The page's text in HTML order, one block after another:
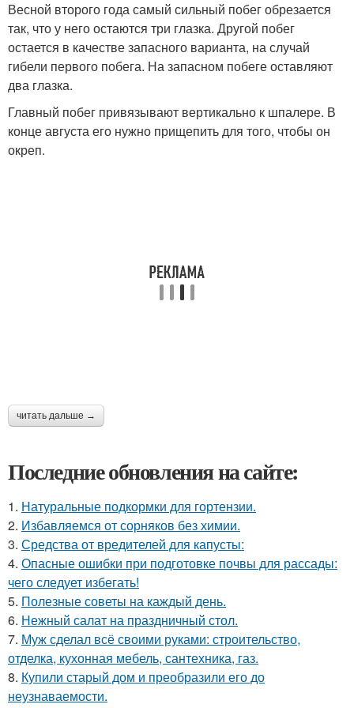
Весной второго года самый сильный побег обрезается
так, что у него остаются три глазка. Другой побег
остается в качестве запасного варианта, на случай
гибели первого побега. На запасном побеге оставляют
два глазка.
Главный побег привязывают вертикально к шпалере. В
конце августа его нужно прищепить для того, чтобы он
окреп.
читать дальше →
Последние обновления на сайте:
1. Натуральные подкормки для гортензии.
2. Избавляемся от сорняков без химии.
3. Средства от вредителей для капусты:
4. Опасные ошибки при подготовке почвы для рассады:
чего следует избегать!
5. Полезные советы на каждый день.
6. Нежный салат на праздничный стол.
7. Муж сделал всё своими руками: строительство,
отделка, кухонная мебель, сантехника, газ.
8. Купили старый дом и преобразили его до
неузнаваемости.